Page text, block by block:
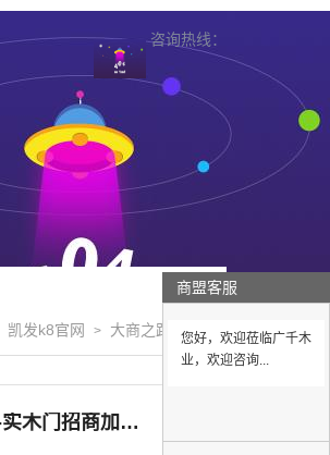
咨询热线：
凯发k8官网 > 大商之路 >
乌兰察布实木门招商加盟-实木门招商加盟-广千实木门
商盟客服
您好，欢迎莅临广千木
业，欢迎咨询...